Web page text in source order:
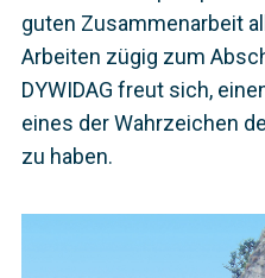
guten Zusammenarbeit
Arbeiten zügig zum
DYWIDAG freut sich,
eines der Wahrzeichen
zu haben.